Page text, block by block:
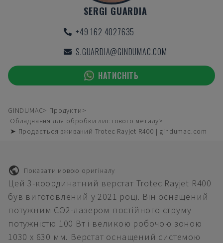
SERGI GUARDIA
+49 162 4027635
S.GUARDIA@GINDUMAC.COM
НАТИСНІТЬ
GINDUMAC
Продукти
Обладнання для обробки листового металу
➤ Продається вживаний Trotec Rayjet R400 | gindumac.com
Показати мовою оригіналу
Цей 3-координатний верстат Trotec Rayjet R400
був виготовлений у 2021 році. Він оснащений
потужним CO2-лазером постійного струму
потужністю 100 Вт і великою робочою зоною
1030 x 630 мм. Верстат оснащений системою